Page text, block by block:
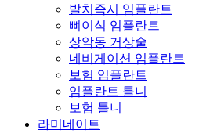
발치즉시 임플란트
뼈이식 임플란트
상악동 거상술
네비게이션 임플란트
보험 임플란트
임플란트 틀니
보험 틀니
라미네이트